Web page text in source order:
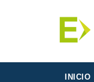
INICIO